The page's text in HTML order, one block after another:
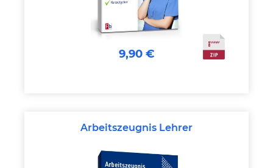
9,90 €
Arbeitszeugnis Lehrer